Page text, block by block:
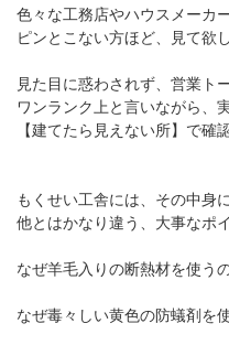
色々な工務店やハウスメーカ
ピンとこない方ほど、見て欲
見た目に惑わされず、営業ト
ワンランク上と言いながら、
【建てたら見えない所】で確
もくせい工舎には、その中身に
他とはかなり違う、大事なポ
なぜ羊毛入りの断熱材を使うの
なぜ毒々しい黄色の防蟻剤を